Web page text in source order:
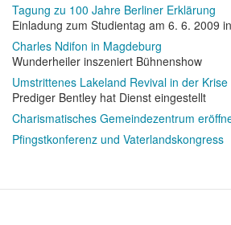
Tagung zu 100 Jahre Berliner Erklärung
Einladung zum Studientag am 6. 6. 2009
Charles Ndifon in Magdeburg
Wunderheiler inszeniert Bühnenshow
Umstrittenes Lakeland Revival in der Krise
Prediger Bentley hat Dienst eingestellt
Charismatisches Gemeindezentrum
Pfingstkonferenz und Vaterlandskongress